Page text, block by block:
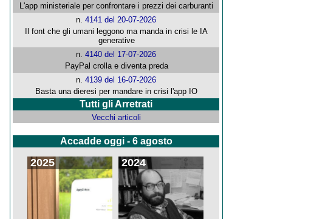
L'app ministeriale per confrontare i prezzi dei carburanti
n.4141 del 20-07-2026
Il font che gli umani leggono ma manda in crisi le IA
generative
n.4140 del 17-07-2026
PayPal crolla e diventa preda
n.4139 del 16-07-2026
Basta una dieresi per mandare in crisi l'app IO
Tutti gli Arretrati
Vecchi articoli
Accadde oggi - 6 agosto
2025 2024